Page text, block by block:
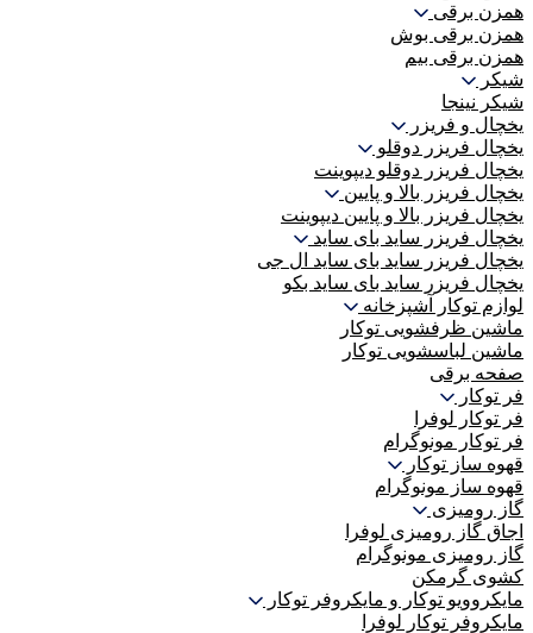
همزن برقی
همزن برقی بوش
همزن برقی بیم
شیکر
شیکر نینجا
یخچال و فریزر
یخچال فریزر دوقلو
یخچال فریزر دوقلو دیپوینت
یخچال فریزر بالا و پایین
یخچال فریزر بالا و پایین دیپوینت
یخچال فریزر ساید بای ساید
یخچال فریزر ساید بای ساید ال جی
یخچال فریزر ساید بای ساید بکو
لوازم توکار آشپزخانه
ماشین ظرفشویی توکار
ماشین لباسشویی توکار
صفحه برقی
فر توکار
فر توکار لوفرا
فر توکار مونوگرام
قهوه ساز توکار
قهوه ساز مونوگرام
گاز رومیزی
اجاق گاز رومیزی لوفرا
گاز رومیزی مونوگرام
کشوی گرمکن
مایکروویو توکار و مایکروفر توکار
مایکروفر توکار لوفرا